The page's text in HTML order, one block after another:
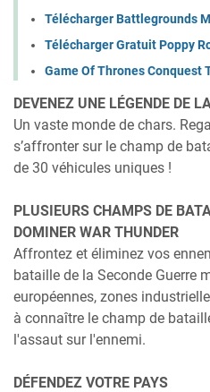
Télécharger Battlegrounds
Télécharger Gratuit Poppy
Game Of Thrones Conquest
DEVENEZ UNE LÉGENDE DE
Un vaste monde de chars.
s’affronter sur le champ de
de 30 véhicules uniques !
PLUSIEURS CHAMPS DE
DOMINER WAR THUNDER
Affrontez et éliminez vos
bataille de la Seconde Guerre
européennes, zones
à connaître le champ de
l'assaut sur l'ennemi.
DÉFENDEZ VOTRE PAYS